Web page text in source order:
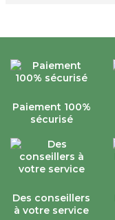
Paiement 100%
sécurisé
Des conseillers
à votre service